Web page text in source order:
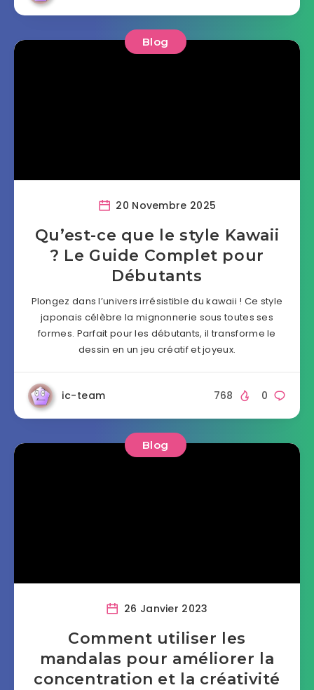
Blog
20 Novembre 2025
Qu’est-ce que le style Kawaii
? Le Guide Complet pour
Débutants
Plongez dans l’univers irrésistible du kawaii ! Ce style
japonais célèbre la mignonnerie sous toutes ses
formes. Parfait pour les débutants, il transforme le
dessin en un jeu créatif et joyeux.
ic-team 0
768
Blog
26 Janvier 2023
Comment utiliser les
mandalas pour améliorer la
concentration et la créativité